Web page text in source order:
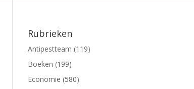
Rubrieken
Antipestteam (119)
Boeken (199)
Economie (580)